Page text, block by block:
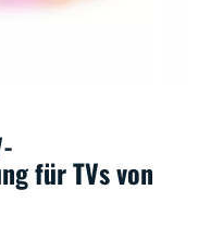
für TVs von